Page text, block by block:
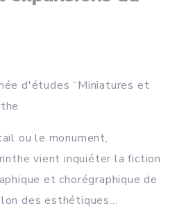
d'études “Miniatures et
ou le monument,
vient inquiéter la fiction
et chorégraphique de
des esthétiques...